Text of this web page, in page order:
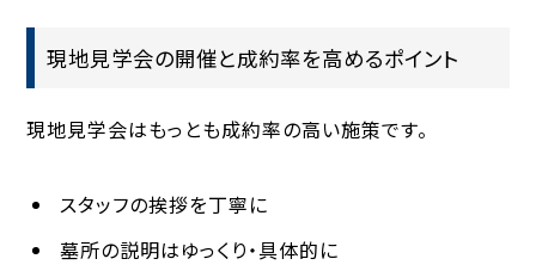
現地見学会の開催と成約率を高めるポイント
現地見学会はもっとも成約率の高い施策です。
スタッフの挨拶を丁寧に
墓所の説明はゆっくり・具体的に